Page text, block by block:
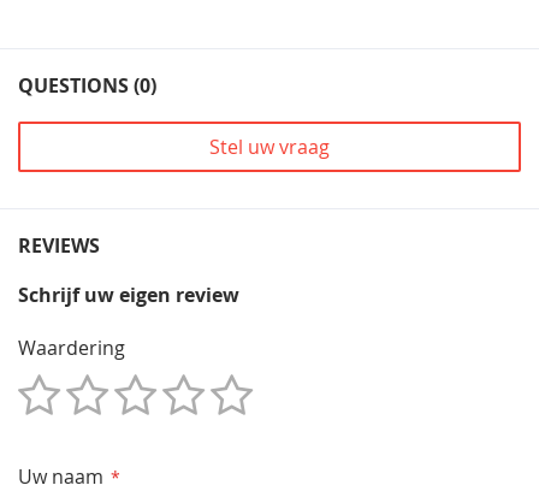
QUESTIONS (0)
Stel uw vraag
REVIEWS
Schrijf uw eigen review
Waardering
Uw naam